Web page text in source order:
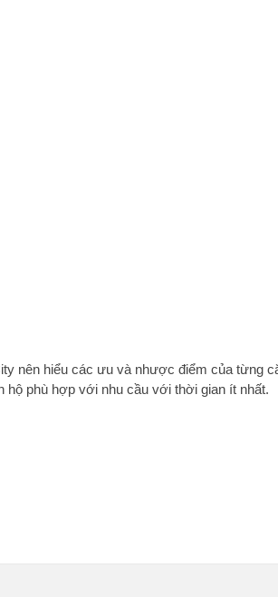
nên hiểu các ưu và nhược điểm của từng
phù hợp với nhu cầu với thời gian ít nhất.